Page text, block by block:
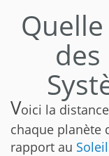
Voici la
chaque planète
rapport au Soleil